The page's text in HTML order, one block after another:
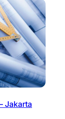
Jakarta